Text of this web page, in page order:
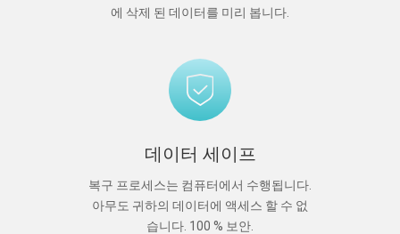
에 삭제 된 데이터를 미리 봅니다.
데이터 세이프
복구 프로세스는 컴퓨터에서 수행됩니다.
아무도 귀하의 데이터에 액세스 할 수 없
습니다. 100 % 보안.